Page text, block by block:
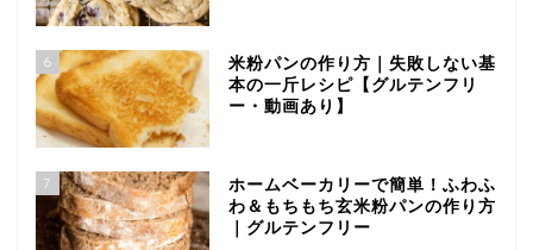
6
米粉パンの作り方｜失敗しない基
本の一斤レシピ【グルテンフリ
ー・動画あり】
7
ホームベーカリーで簡単！ふわふ
わ＆もちもち玄米粉パンの作り方
｜グルテンフリー